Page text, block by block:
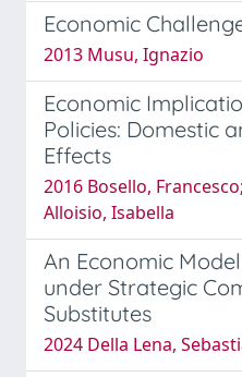
Economic
2013 Musu, Ignazio
Economic
Policies: Domestic
Effects
2016 Bosello,
Alloisio, Isabella
An Economic
under Strategic
Substitutes
2024 Della Lena,